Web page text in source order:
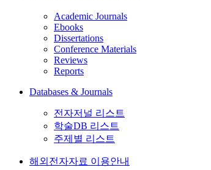
Academic Journals
Ebooks
Dissertations
Conference Materials
Reviews
Reports
Databases & Journals
전자저널 리스트
학술DB 리스트
주제별 리스트
해외전자자료 이용안내